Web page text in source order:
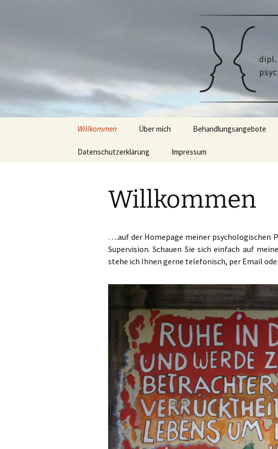
Diplom-
Gießen/
Willkommen Über mich Behandlungsangebote
Psychotherapie
Datenschutzerklärung Impressum
Willkommen
….auf der Homepage meiner psychologischen
Supervision. Schauen Sie sich einfach auf
stehe ich Ihnen gerne telefonisch, per Email